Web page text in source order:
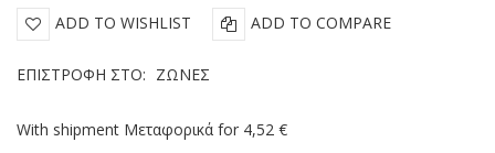
ADD TO WISHLIST ADD TO COMPARE
ΕΠΙΣΤΡΟΦΉ ΣΤΟ: ΖΏΝΕΣ
With shipment Μεταφορικά for 4,52 €